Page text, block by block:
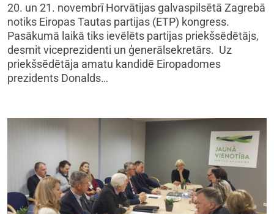
20. un 21. novembrī Horvātijas galvaspilsētā Zagrebā
notiks Eiropas Tautas partijas (ETP) kongress.
Pasākumā laikā tiks ievēlēts partijas priekšsēdētājs,
desmit viceprezidenti un ģenerālsekretārs. Uz
priekšsēdētāja amatu kandidē Eiropadomes
prezidents Donalds…